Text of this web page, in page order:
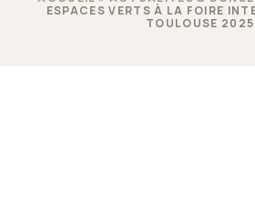
ESPACES VERTS À LA FOIRE
TOULOUSE